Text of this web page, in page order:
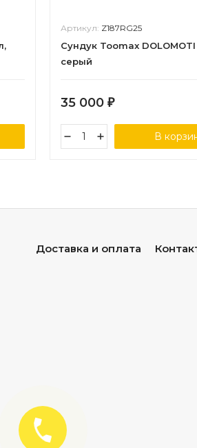
Артикул: Z187RG25
Сундук Toomax
серый
35 000 ₽
В
Доставка и оплата